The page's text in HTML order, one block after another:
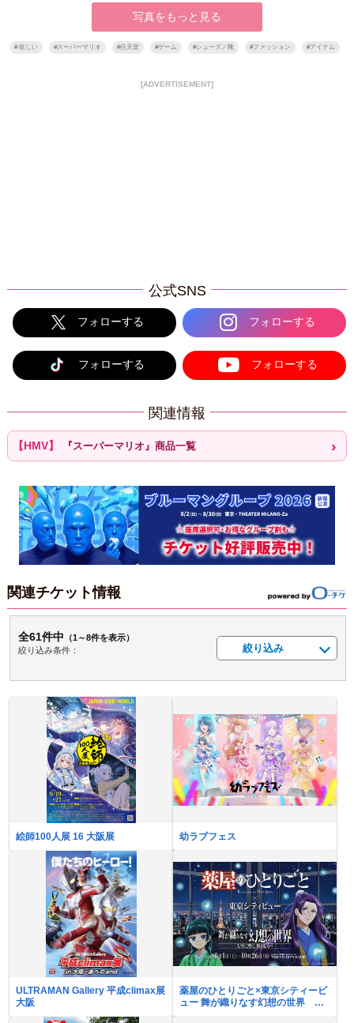
写真をもっと見る
#欲しい #スーパーマリオ #任天堂 #ゲーム #シューズ／靴 #ファッション #アイテム
[ADVERTISEMENT]
公式SNS
フォローする フォローする
フォローする フォローする
関連情報
『スーパーマリオ』商品一覧
関連チケット情報
全61件中 （1～8件を表示）
絞り込み条件：
絞り込み
絵師100人展 16 大阪展 幼ラブフェス
ULTRAMAN Gallery 平成climax展
大阪
薬屋のひとりごと×東京シティービ
ュー 舞が織りなす幻想の世界 ―